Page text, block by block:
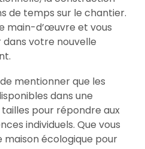
de temps sur le chantier.
main-d’œuvre et vous
votre nouvelle
mentionner que les
dans une
pour répondre aux
individuels. Que vous
écologique pour